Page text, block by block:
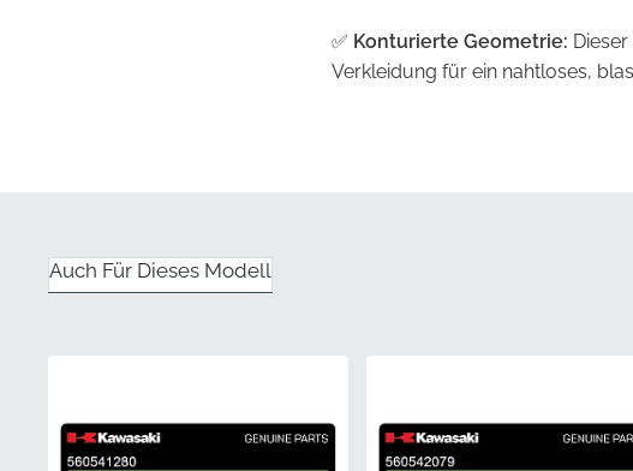
✅ Konturierte Geometrie:
Verkleidung für ein nahtloses,
Inkonsistenzen und verhindert
Auch Für Dieses Modell